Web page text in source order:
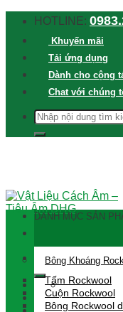
content
HOTLINE:
Khuyến mãi
Tải ứng dụng
Dành cho cộng
Chat với chúng
TÌM
KIẾM:
Tìm
kiếm:
709 Đường Lê
Đăng nhập / Đăng ký
DANH MỤC SẢN
Bông Khoáng
Tấm Rockwool
Cuộn Rockwool
Bông Rockwool